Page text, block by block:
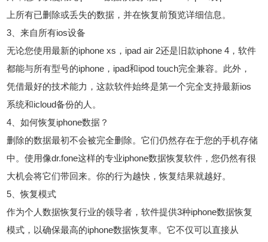
上所有已删除或丢失的数据，并在恢复前预览详细信息。
3、来自所有ios设备
无论您使用最新的iphone xs，ipad air 2还是旧款iphone 4，软件
都能与所有型号的iphone，ipad和ipod touch完全兼容。此外，
凭借最好的技术能力，这款软件始终是第一个完全支持最新ios
系统和icloud备份的人。
4、如何恢复iphone数据？
删除的数据最初不会被完全删除。它们仍然存在于您的手机存储
中。使用像dr.fone这样的专业iphone数据恢复软件，您仍然有很
大机会将它们带回来。你的行为越快，恢复结果就越好。
5、恢复模式
作为个人数据恢复行业的领导者，软件提供3种iphone数据恢复
模式，以确保最高的iphone数据恢复率。它不仅可以直接从